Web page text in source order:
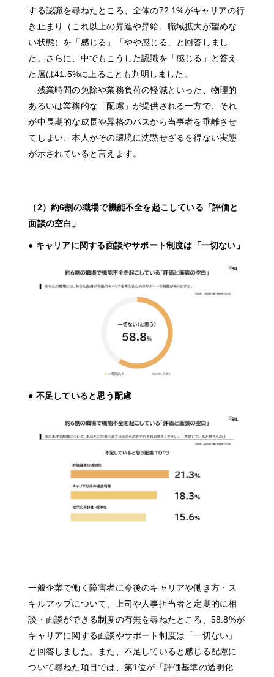
する認識を尋ねたところ、全体の72.1%がキャリアの行
き止まり（これ以上の昇進や昇給、職域拡大が望めな
い状態）を「感じる」「やや感じる」と回答しまし
た。さらに、中でもこうした認識を「感じる」と答え
た層は41.5%に上ることも判明しました。
残業時間の免除や業務負荷の軽減といった、物理的
あるいは業務的な「配慮」が提供される一方で、それ
が中長期的な成長や昇格のパスから当事者を乖離させ
てしまい、本人がその環境に沈黙せざるを得ない実態
が示されていると言えます。
（2）約6割の職場で機能不全を起こしている「評価と
面談の空白」
● キャリアに関する面談やサポート制度は「一切ない」
● 不足していると思う配慮
一般企業で働く障害者に今後のキャリアや働き方・ス
キルアップについて、上司や人事担当者と定期的に相
談・面談ができる制度の有無を尋ねたところ、58.8%が
キャリアに関する面談やサポート制度は「一切ない」
と回答しました。また、不足していると感じる配慮に
ついて尋ねた項目では、第1位が「評価基準の透明化